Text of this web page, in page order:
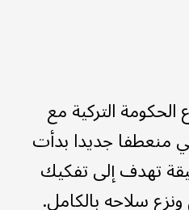
التركية مع
منعطفا جديدا بدأت
تهدف إلى تفكيك
ونزع سلاحه بالكامل.